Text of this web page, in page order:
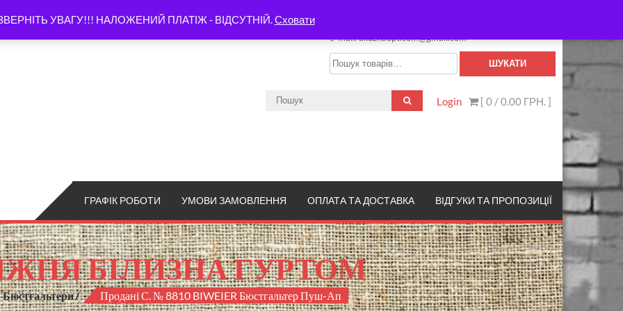
УВАГУ!!! НАЛОЖЕНИЙ ПЛАТІЖ - ВІДСУТНІЙ.Сховати
e-mail: biluznaopt.com@gmail.com
Шукати:
ШУКАТИ
[ 0 /0.00 ГРН.]
Login
ГРАФІК РОБОТИ УМОВИ ЗАМОВЛЕННЯ ОПЛАТА ТА ДОСТАВКА ВІДГУКИ ТА ПРОПОЗИЦІЇ
БІЛИЗНА ГУРТОМ
Бюстгальтери Продані С. № 8810 BIWEIER Бюстгальтер Пуш-Ап